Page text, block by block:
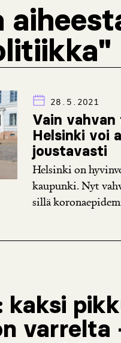
28.5.2021
Vain vahvan
Helsinki voi
joustavasti
Helsinki on
kaupunki. Nyt
sillä
kaksi
varrelta